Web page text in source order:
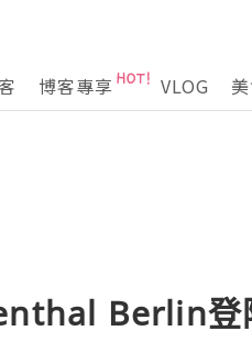
博客專享 VLOG
Berlin登